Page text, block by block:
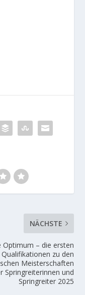
NÄCHSTE
Optimum – die ersten
Qualifikationen zu den
Meisterschaften
Springreiterinnen und
Springreiter 2025